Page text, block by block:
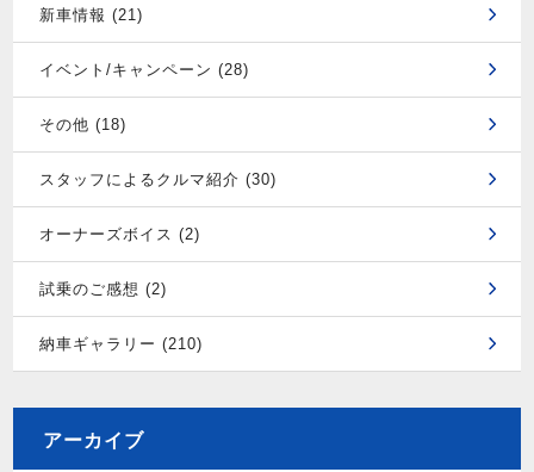
新車情報 (21)
イベント/キャンペーン (28)
その他 (18)
スタッフによるクルマ紹介 (30)
オーナーズボイス (2)
試乗のご感想 (2)
納車ギャラリー (210)
アーカイブ